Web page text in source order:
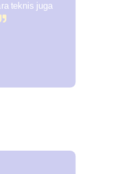
teknis juga